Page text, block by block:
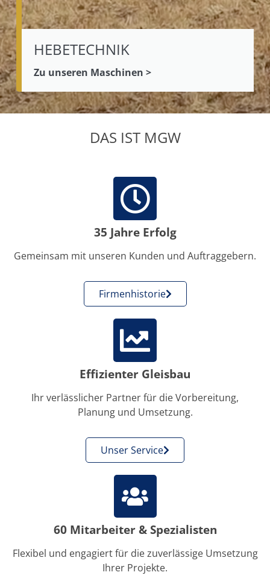
HEBETECHNIK
Zu unseren Maschinen >
DAS IST MGW
35 Jahre Erfolg
Gemeinsam mit unseren Kunden und Auftraggebern.
Firmenhistorie
Effizienter Gleisbau
Ihr verlässlicher Partner für die Vorbereitung,
Planung und Umsetzung.
Unser Service
60 Mitarbeiter & Spezialisten
Flexibel und engagiert für die zuverlässige Umsetzung
Ihrer Projekte.